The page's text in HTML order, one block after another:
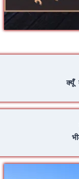
क्यूँ